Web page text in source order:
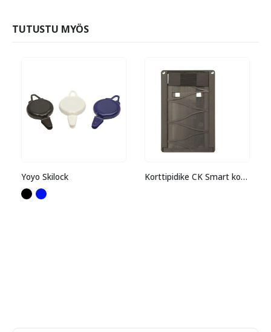
TUTUSTU MYÖS
Yoyo Skilock Korttipidike CK Smart kontaktisirukorteille